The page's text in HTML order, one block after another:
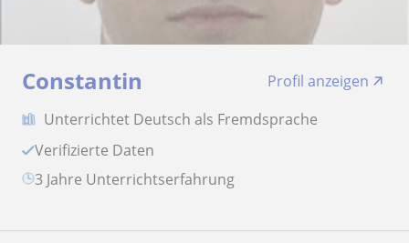
Constantin
Profil anzeigen
Unterrichtet Deutsch als Fremdsprache
Verifizierte Daten
3 Jahre Unterrichtserfahrung